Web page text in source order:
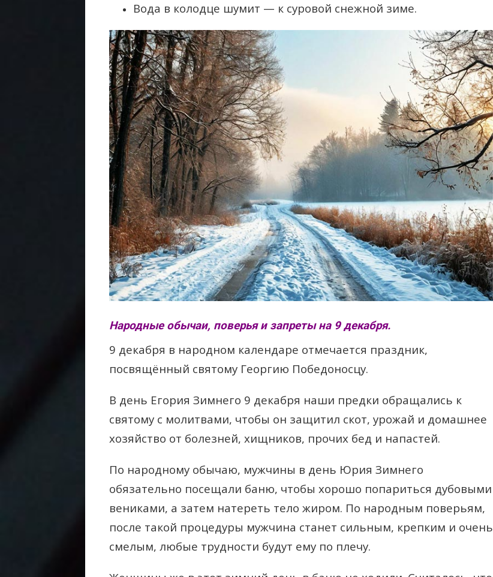
Вода в колодце шумит — к суровой снежной зиме.
Народные обычаи, поверья и запреты на 9 декабря.
9 декабря в народном календаре отмечается праздник,
посвящённый святому Георгию Победоносцу.
В день Егория Зимнего 9 декабря наши предки обращались к
святому с молитвами, чтобы он защитил скот, урожай и домашнее
хозяйство от болезней, хищников, прочих бед и напастей.
По народному обычаю, мужчины в день Юрия Зимнего
обязательно посещали баню, чтобы хорошо попариться дубовыми
вениками, а затем натереть тело жиром. По народным поверьям,
после такой процедуры мужчина станет сильным, крепким и очень
смелым, любые трудности будут ему по плечу.